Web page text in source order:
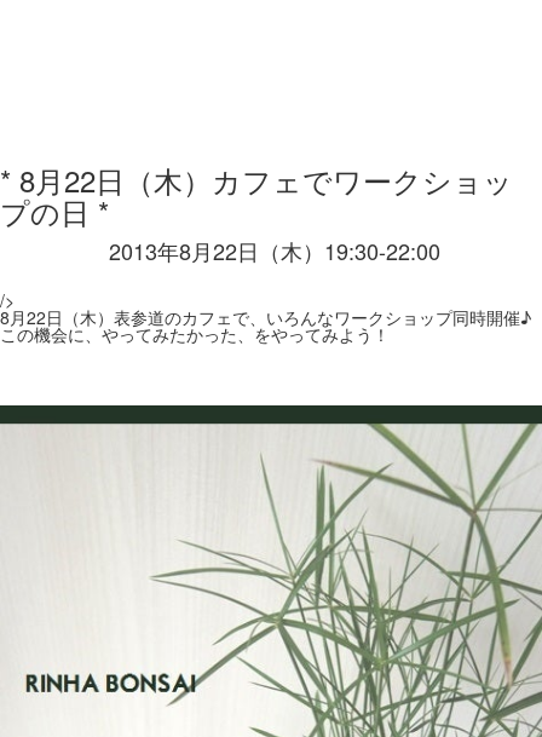
* 8月22日（木）カフェでワークショッ
プの日 *
2013年8月22日（木）19:30-22:00
/>
8月22日（木）表参道のカフェで、いろんなワークショップ同時開催♪
この機会に、やってみたかった、をやってみよう！